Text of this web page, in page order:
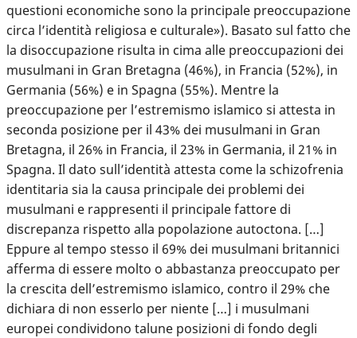
questioni economiche sono la principale preoccupazione
circa l’identità religiosa e culturale»). Basato sul fatto che
la disoccupazione risulta in cima alle preoccupazioni dei
musulmani in Gran Bretagna (46%), in Francia (52%), in
Germania (56%) e in Spagna (55%). Mentre la
preoccupazione per l’estremismo islamico si attesta in
seconda posizione per il 43% dei musulmani in Gran
Bretagna, il 26% in Francia, il 23% in Germania, il 21% in
Spagna. Il dato sull’identità attesta come la schizofrenia
identitaria sia la causa principale dei problemi dei
musulmani e rappresenti il principale fattore di
discrepanza rispetto alla popolazione autoctona. […]
Eppure al tempo stesso il 69% dei musulmani britannici
afferma di essere molto o abbastanza preoccupato per
la crescita dell’estremismo islamico, contro il 29% che
dichiara di non esserlo per niente […] i musulmani
europei condividono talune posizioni di fondo degli